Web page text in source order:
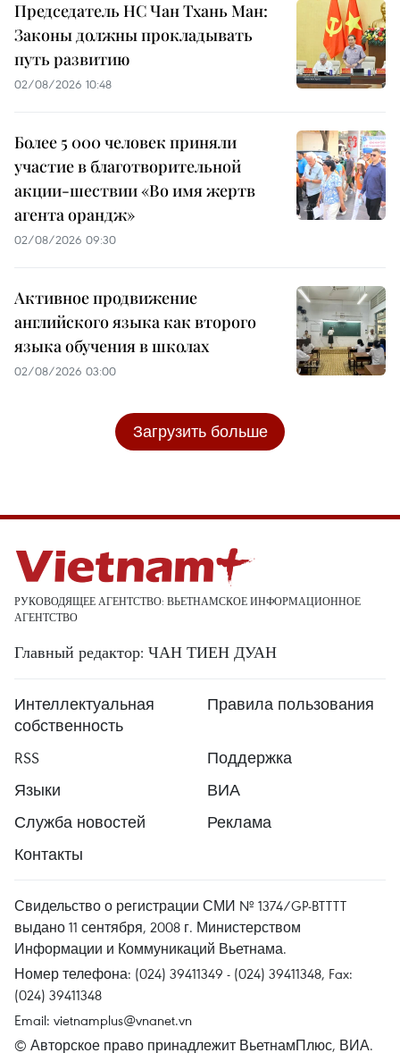
Председатель НС Чан Тхань Ман:
Законы должны прокладывать
путь развитию
02/08/2026 10:48
Более 5 000 человек приняли
участие в благотворительной
акции-шествии «Во имя жертв
агента орандж»
02/08/2026 09:30
Активное продвижение
английского языка как второго
языка обучения в школах
02/08/2026 03:00
Загрузить больше
РУКОВОДЯЩЕЕ АГЕНТСТВО: ВЬЕТНАМСКОЕ ИНФОРМАЦИОННОЕ
АГЕНТСТВО
Главный редактор: ЧАН ТИЕН ДУАН
Интеллектуальная
собственность
Правила пользования
RSS
Поддержка
Языки
ВИА
Служба новостей
Реклама
Контакты
Свидельство о регистрации СМИ № 1374/GP-BTTTT
выдано 11 сентября, 2008 г. Министерством
Информации и Коммуникаций Вьетнама.
Номер телефона: (024) 39411349 - (024) 39411348, Fax:
(024) 39411348
Email: vietnamplus@vnanet.vn
© Авторское право принадлежит ВьетнамПлюс, ВИА.